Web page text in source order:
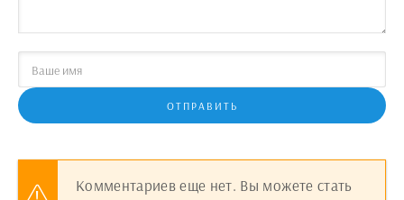
ОТПРАВИТЬ
Комментариев еще нет. Вы можете стать